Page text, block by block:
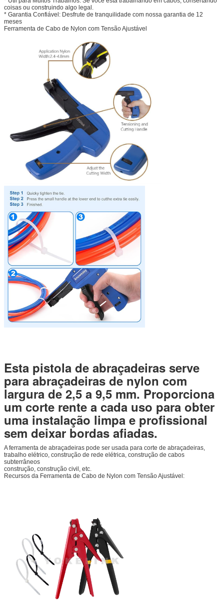
coisas ou construindo algo legal.
* Garantia Confiável: Desfrute de tranquilidade com nossa garantia de 12
meses
Ferramenta de Cabo de Nylon com Tensão Ajustável
Esta pistola de abraçadeiras serve
para abraçadeiras de nylon com
largura de 2,5 a 9,5 mm. Proporciona
um corte rente a cada uso para obter
uma instalação limpa e profissional
sem deixar bordas afiadas.
A ferramenta de abraçadeiras pode ser usada para corte de abraçadeiras,
trabalho elétrico, construção de rede elétrica, construção de cabos
subterrâneos
construção, construção civil, etc.
Recursos da Ferramenta de Cabo de Nylon com Tensão Ajustável: